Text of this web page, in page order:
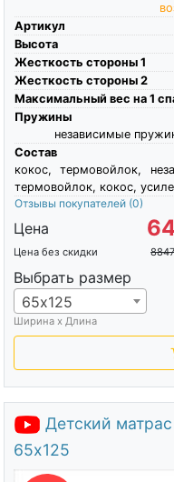
Артикул
Высота
Жесткость стороны 1
Жесткость стороны 2
Максимальный вес на 1
Пружины
независимые
Состав
кокос, термовойлок,
термовойлок, кокос,
Отзывы покупателей (0)
Цена
Цена без скидки
Выбрать размер
65х125
Ширина х Длина
Детский
65х125